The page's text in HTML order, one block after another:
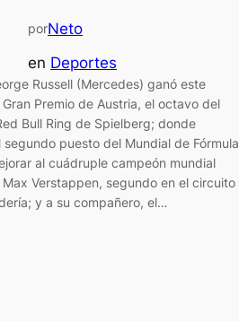
porNeto
en Deportes
Russell (Mercedes) ganó este
Premio de Austria, el octavo del
Bull Ring de Spielberg; donde
segundo puesto del Mundial de Fórmula
al cuádruple campeón mundial
Max Verstappen, segundo en el circuito
y a su compañero, el…